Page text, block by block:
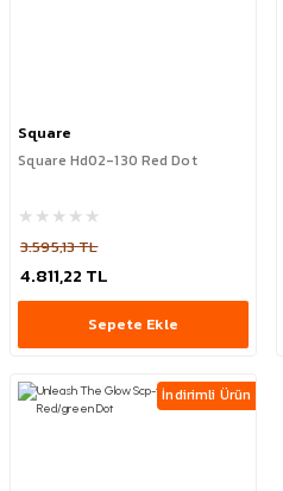
Square
Square Hd02-130 Red Dot
3.595,13 TL
4.811,22 TL
Sepete Ekle
İndirimli Ürün